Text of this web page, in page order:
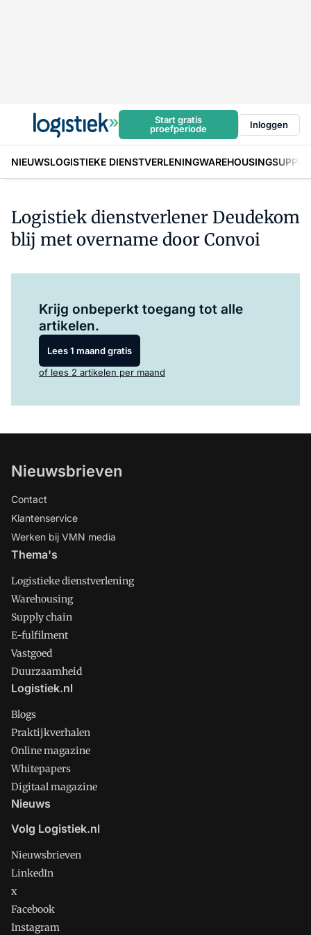
Start gratis
proefperiode
Inloggen
NIEUWSLOGISTIEKE DIENSTVERLENINGWAREHOUSING
Logistiek dienstverlener Deudekom
blij met overname door Convoi
Krijg onbeperkt toegang tot alle
artikelen.
Lees 1 maand gratis
of lees 2 artikelen per maand
Nieuwsbrieven
Contact
Klantenservice
Werken bij VMN media
Thema's
Logistieke dienstverlening
Warehousing
Supply chain
E-fulfilment
Vastgoed
Duurzaamheid
Logistiek.nl
Blogs
Praktijkverhalen
Online magazine
Whitepapers
Digitaal magazine
Nieuws
Volg Logistiek.nl
Nieuwsbrieven
LinkedIn
x
Facebook
Instagram